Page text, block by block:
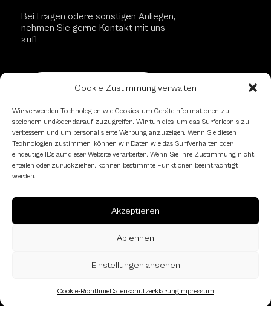
Cookie-Zustimmung verwalten
Wir verwenden Technologien wie Cookies, um Geräteinformationen zu
speichern und/oder darauf zuzugreifen. Wir tun dies, um das Surferlebnis zu
verbessern und um personalisierte Werbung anzuzeigen. Wenn Sie diesen
Technologien zustimmen, können wir Daten wie das Surfverhalten oder
eindeutige IDs auf dieser Website verarbeiten. Wenn Sie Ihre Zustimmung nicht
erteilen oder zurückziehen, können bestimmte Funktionen beeinträchtigt
werden.
Akzeptieren
Ablehnen
Einstellungen ansehen
Cookie-RichtlinieDatenschutzerklärungImpressum
Bei Fragen odere sonstigen Anliegen,
nehmen Sie gerne Kontakt mit uns
auf!
Kontaktformular
Schachfreundliche Lokale